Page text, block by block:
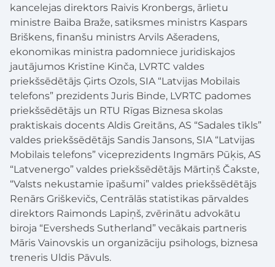
kancelejas direktors Raivis Kronbergs, ārlietu
ministre Baiba Braže, satiksmes ministrs Kaspars
Briškens, finanšu ministrs Arvils Ašeradens,
ekonomikas ministra padomniece juridiskajos
jautājumos Kristīne Kinča, LVRTC valdes
priekšsēdētājs Ģirts Ozols, SIA “Latvijas Mobilais
telefons” prezidents Juris Binde, LVRTC padomes
priekšsēdētājs un RTU Rīgas Biznesa skolas
praktiskais docents Aldis Greitāns, AS “Sadales tīkls”
valdes priekšsēdētājs Sandis Jansons, SIA “Latvijas
Mobilais telefons” viceprezidents Ingmārs Pūķis, AS
“Latvenergo” valdes priekšsēdētājs Mārtiņš Čakste,
“Valsts nekustamie īpašumi” valdes priekšsēdētājs
Renārs Griškevičs, Centrālās statistikas pārvaldes
direktors Raimonds Lapiņš, zvērinātu advokātu
biroja “Eversheds Sutherland” vecākais partneris
Māris Vainovskis un organizāciju psihologs, biznesa
treneris Uldis Pāvuls.